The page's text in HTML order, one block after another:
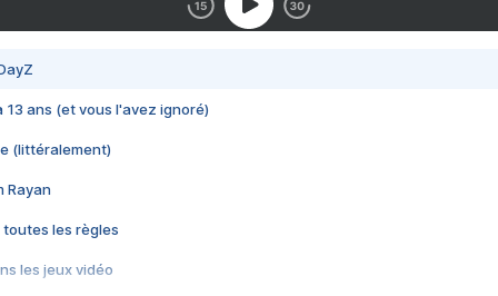
13 ans (et vous l'avez ignoré)
(littéralement)
Rayan
toutes les règles
les jeux vidéo